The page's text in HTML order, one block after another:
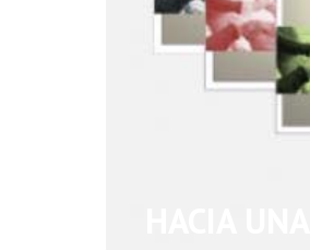
HACIA